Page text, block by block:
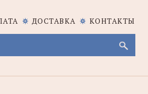
ДОСТАВКА КОНТАКТЫ